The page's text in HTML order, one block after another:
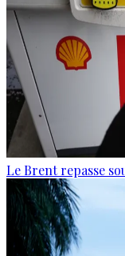
Le Brent repasse